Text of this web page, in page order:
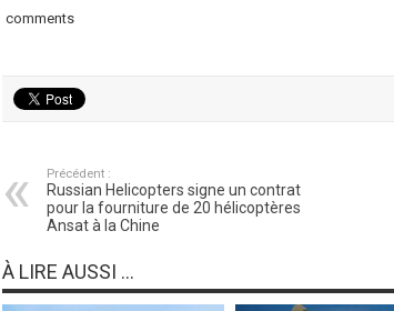
comments
Précédent :
Russian Helicopters signe un contrat
pour la fourniture de 20 hélicoptères
Ansat à la Chine
À LIRE AUSSI ...